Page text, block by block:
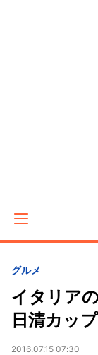
グルメ
イタリア
日清カッ
2016.07.15 07:30